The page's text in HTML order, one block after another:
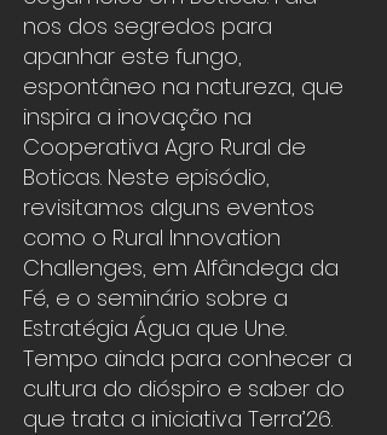
nos dos segredos para
apanhar este fungo,
espontâneo na natureza, que
inspira a inovação na
Cooperativa Agro Rural de
Boticas. Neste episódio,
revisitamos alguns eventos
como o Rural Innovation
Challenges, em Alfândega da
Fé, e o seminário sobre a
Estratégia Água que Une.
Tempo ainda para conhecer a
cultura do dióspiro e saber do
que trata a iniciativa Terra’26.